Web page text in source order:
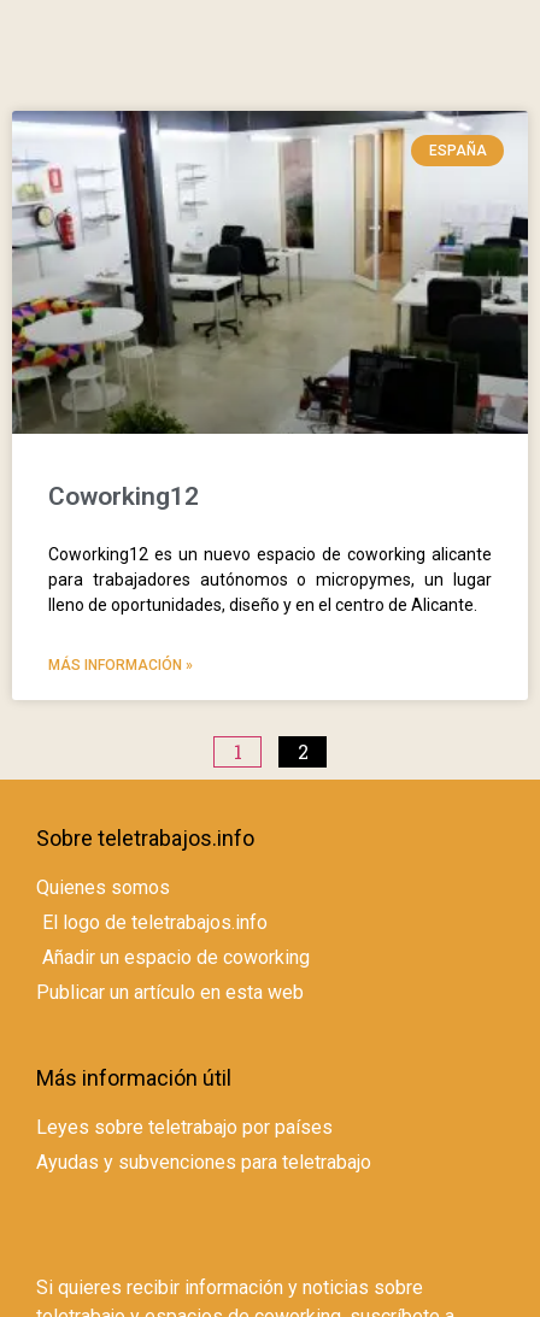
ESPAÑA
Coworking12
Coworking12 es un nuevo espacio de coworking alicante
para trabajadores autónomos o micropymes, un lugar
lleno de oportunidades, diseño y en el centro de Alicante.
MÁS INFORMACIÓN »
1 2
Sobre teletrabajos.info
Quienes somos
El logo de teletrabajos.info
Añadir un espacio de coworking
Publicar un artículo en esta web
Más información útil
Leyes sobre teletrabajo por países
Ayudas y subvenciones para teletrabajo
Si quieres recibir información y noticias sobre